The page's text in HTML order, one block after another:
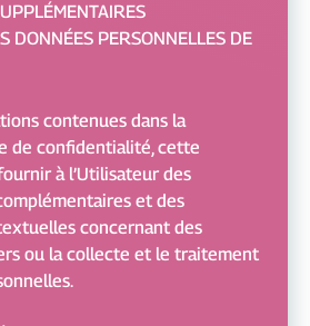
DONNÉES PERSONNELLES DE
contenues dans la
de confidentialité, cette
à l’Utilisateur des
et des
concernant des
ou la collecte et le traitement